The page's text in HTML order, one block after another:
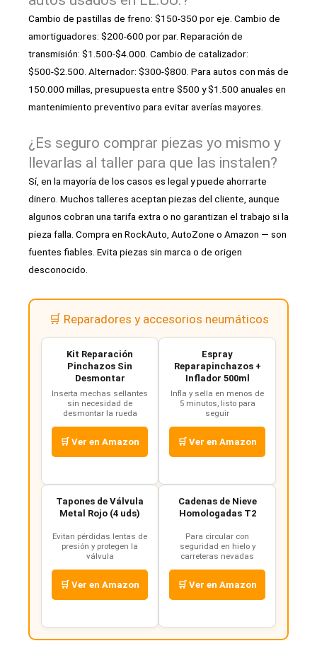
Cambio de pastillas de freno: $150-350 por eje. Cambio de
amortiguadores: $200-600 por par. Reparación de
transmisión: $1.500-$4.000. Cambio de catalizador:
$500-$2.500. Alternador: $300-$800. Para autos con más de
150.000 millas, presupuesta entre $500 y $1.500 anuales en
mantenimiento preventivo para evitar averías mayores.
¿Es seguro comprar piezas yo mismo y
llevarlas al taller para que las instalen?
Sí, en la mayoría de los casos es legal y puede ahorrarte
dinero. Muchos talleres aceptan piezas del cliente, aunque
algunos cobran una tarifa extra o no garantizan el trabajo si la
pieza falla. Compra en RockAuto, AutoZone o Amazon — son
fuentes fiables. Evita piezas sin marca o de origen
desconocido.
🛒 Reparadores y accesorios neumáticos
Kit Reparación
Pinchazos Sin
Desmontar
Inserta mechas sellantes
sin necesidad de
desmontar la rueda
🛒 Ver en Amazon
Espray
Reparapinchazos +
Inflador 500ml
Infla y sella en menos de
5 minutos, listo para
seguir
🛒 Ver en Amazon
Tapones de Válvula
Metal Rojo (4 uds)
Evitan pérdidas lentas de
presión y protegen la
válvula
🛒 Ver en Amazon
Cadenas de Nieve
Homologadas T2
Para circular con
seguridad en hielo y
carreteras nevadas
🛒 Ver en Amazon